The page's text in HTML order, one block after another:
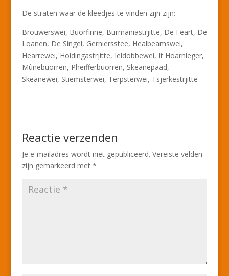
De straten waar de kleedjes te vinden zijn zijn:
Brouwerswei, Buorfinne, Burmaniastrjitte, De Feart, De
Loanen, De Singel, Gerniersstee, Healbeamswei,
Hearrewei, Holdingastrjitte, Ieldobbewei, It Hoarnleger,
Mûnebuorren, Pheifferbuorren, Skeanepaad,
Skeanewei, Stiemsterwei, Terpsterwei, Tsjerkestrjitte
Reactie verzenden
Je e-mailadres wordt niet gepubliceerd. Vereiste velden
zijn gemarkeerd met *